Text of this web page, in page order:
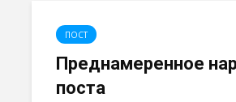
ПОСТ
Преднамеренное
поста